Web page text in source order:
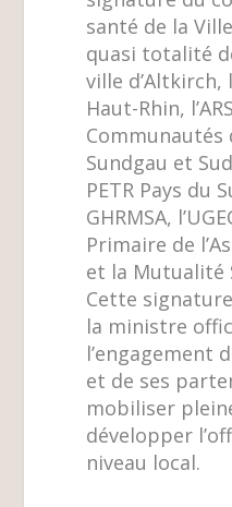
santé de la
quasi totalité
ville
Haut-Rhin,
Communautés
Sundgau et
PETR Pays du
GHRMSA,
Primaire de
et la Mutualité
Cette
la ministre
l’engagement
et de ses
mobiliser
développer
niveau local.